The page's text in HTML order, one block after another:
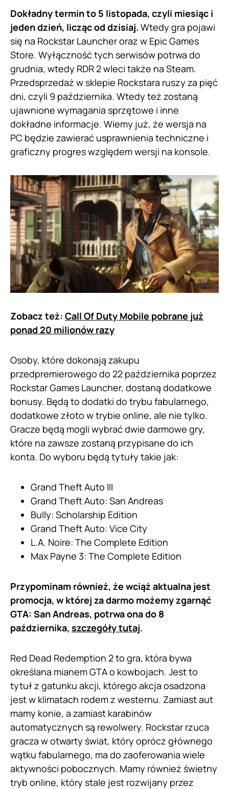
Dokładny termin to 5 listopada, czyli miesiąc i
jeden dzień, licząc od dzisiaj. Wtedy gra pojawi
się na Rockstar Launcher oraz w Epic Games
Store. Wyłączność tych serwisów potrwa do
grudnia, wtedy RDR 2 wleci także na Steam.
Przedsprzedaż w sklepie Rockstara ruszy za pięć
dni, czyli 9 października. Wtedy też zostaną
ujawnione wymagania sprzętowe i inne
dokładne informacje. Wiemy już, że wersja na
PC będzie zawierać usprawnienia techniczne i
graficzny progres względem wersji na konsole.
Zobacz też: Call Of Duty Mobile pobrane już
ponad 20 milionów razy
Osoby, które dokonają zakupu
przedpremierowego do 22 października poprzez
Rockstar Games Launcher, dostaną dodatkowe
bonusy. Będą to dodatki do trybu fabularnego,
dodatkowe złoto w trybie online, ale nie tylko.
Gracze będą mogli wybrać dwie darmowe gry,
które na zawsze zostaną przypisane do ich
konta. Do wyboru będą tytuły takie jak:
Grand Theft Auto III
Grand Theft Auto: San Andreas
Bully: Scholarship Edition
Grand Theft Auto: Vice City
L.A. Noire: The Complete Edition
Max Payne 3: The Complete Edition
Przypominam również, że wciąż aktualna jest
promocja, w której za darmo możemy zgarnąć
GTA: San Andreas, potrwa ona do 8
października, szczegóły tutaj.
Red Dead Redemption 2 to gra, która bywa
określana mianem GTA o kowbojach. Jest to
tytuł z gatunku akcji, którego akcja osadzona
jest w klimatach rodem z westernu. Zamiast aut
mamy konie, a zamiast karabinów
automatycznych są rewolwery. Rockstar rzuca
gracza w otwarty świat, który oprócz głównego
wątku fabularnego, ma do zaoferowania wiele
aktywności pobocznych. Mamy również świetny
tryb online, który stale jest rozwijany przez